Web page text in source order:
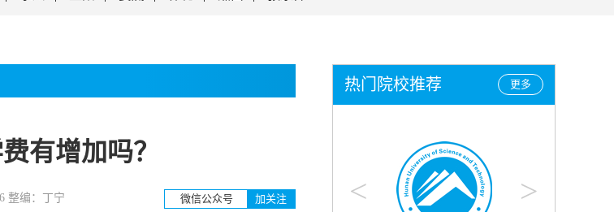
有增加吗？
整编：丁宁 微信公众号 加关注
更多
热门院校推荐
< >